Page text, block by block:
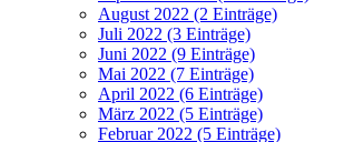
August 2022 (2 Einträge)
Juli 2022 (3 Einträge)
Juni 2022 (9 Einträge)
Mai 2022 (7 Einträge)
April 2022 (6 Einträge)
März 2022 (5 Einträge)
Februar 2022 (5 Einträge)